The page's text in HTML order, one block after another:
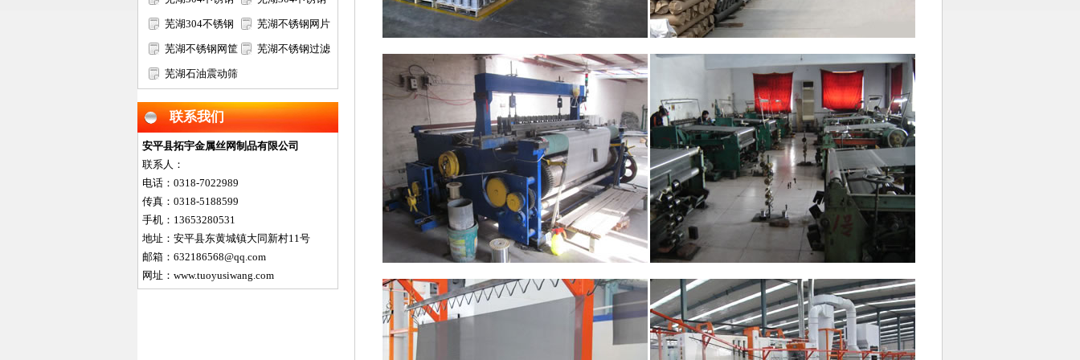
过滤网筒 筛网
芜湖304不锈钢
矿筛网
芜湖不锈钢网片
芜湖不锈钢网筐
网篮
芜湖不锈钢过滤
芜湖石油震动筛
联系我们
安平县拓宇金属丝网制品有限公司
联系人：
电话：0318-7022989
传真：0318-5188599
手机：13653280531
地址：安平县东黄城镇大同新村11号
邮箱：632186568@qq.com
网址：www.tuoyusiwang.com